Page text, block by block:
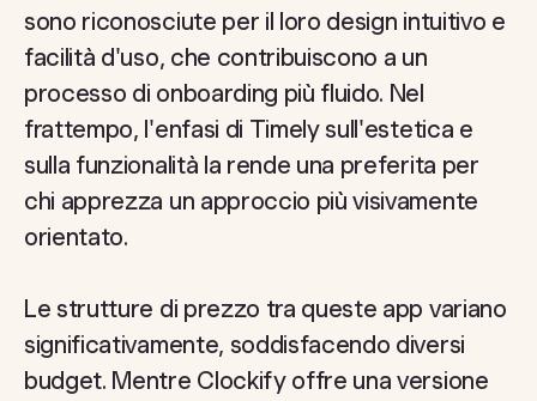
sono riconosciute per il loro design intuitivo e
facilità d'uso, che contribuiscono a un
processo di onboarding più fluido. Nel
frattempo, l'enfasi di Timely sull'estetica e
sulla funzionalità la rende una preferita per
chi apprezza un approccio più visivamente
orientato.
Le strutture di prezzo tra queste app variano
significativamente, soddisfacendo diversi
budget. Mentre Clockify offre una versione